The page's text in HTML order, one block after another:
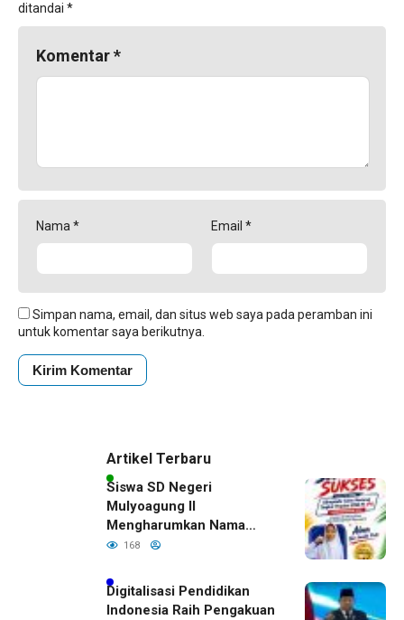
ditandai *
Komentar*
Nama * Email *
Simpan nama, email, dan situs web saya pada peramban ini
untuk komentar saya berikutnya.
Artikel Terbaru
Siswa SD Negeri
Mulyoagung II
Mengharumkan Nama
Bojonegoro Dengan
168
Digitalisasi Pendidikan
Indonesia Raih Pengakuan